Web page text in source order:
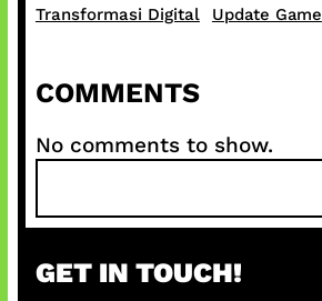
Transformasi Digital Update Game
COMMENTS
No comments to show.
a
c
GET IN TOUCH!